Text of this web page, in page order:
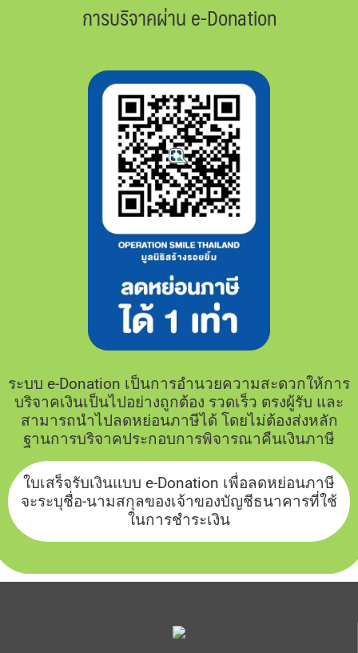
การบริจาคผ่าน e-Donation
ระบบ e-Donation เป็นการอำนวยความสะดวกให้การ
บริจาคเงินเป็นไปอย่างถูกต้อง รวดเร็ว ตรงผู้รับ และ
สามารถนำไปลดหย่อนภาษีได้ โดยไม่ต้องส่งหลัก
ฐานการบริจาคประกอบการพิจารณาคืนเงินภาษี
ใบเสร็จรับเงินแบบ e-Donation เพื่อลดหย่อนภาษี
จะระบุชื่อ-นามสกุลของเจ้าของบัญชีธนาคารที่ใช้
ในการชำระเงิน